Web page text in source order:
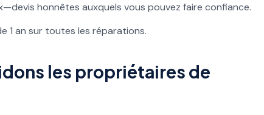
honnêtes auxquels vous pouvez faire confiance.
1 an sur toutes les réparations.
les propriétaires de